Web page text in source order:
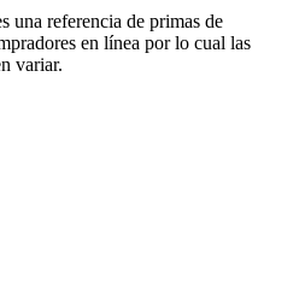
una referencia de primas de
en línea por lo cual las
variar.